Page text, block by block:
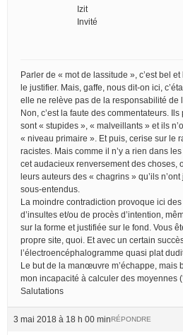
Izit
Invité
Parler de « mot de lassitude », c’est bel
le justifier. Mais, gaffe, nous dit-on ici,
elle ne relève pas de la responsabilité de
Non, c’est la faute des commentateurs.
sont « stupides », « malveillants » et ils
« niveau primaire ». Et puis, cerise sur le
racistes. Mais comme il n’y a rien dans
cet audacieux renversement des choses,
leurs auteurs des « chagrins » qu’ils
sous-entendus.
La moindre contradiction provoque ici
d’insultes et/ou de procès d’intention,
sur la forme et justifiée sur le fond. Vous
propre site, quoi. Et avec un certain
l’électroencéphalogramme quasi plat
Le but de la manœuvre m’échappe, mais
mon incapacité à calculer des moyennes
Salutations
3 mai 2018 à 18 h 00 minRÉPONDRE